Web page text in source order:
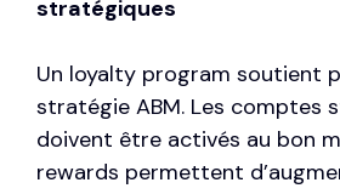
stratégiques
Un loyalty program soutient
stratégie ABM. Les comptes
doivent être activés au bon
rewards permettent